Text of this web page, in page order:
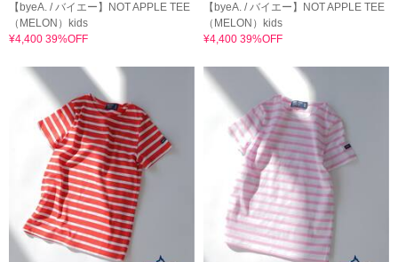
【byeA. / バイエー】NOT APPLE TEE
（MELON）kids
¥4,400 39%OFF
【byeA. / バイエー】NOT APPLE TEE
（MELON）kids
¥4,400 39%OFF